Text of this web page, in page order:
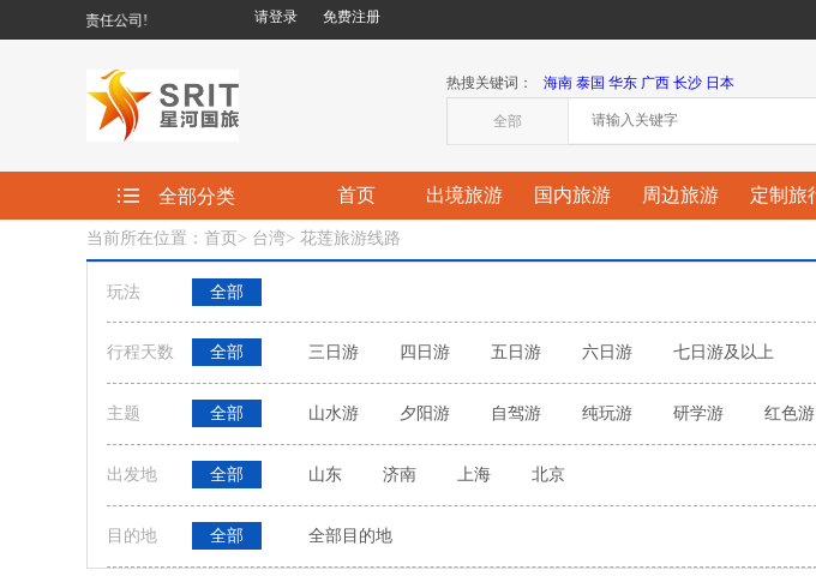
行社有限责任公司! 请登录 免费注册
热搜关键词： 海南 泰国 华东 广西 长沙 日本
全部
全部分类 首页 出境旅游 国内旅游 周边旅游 定制旅
当前所在位置：首页 > 台湾> 花莲旅游线路
玩法 全部
行程天数 全部 三日游 四日游 五日游 六日游 七日游及以上
主题 全部 山水游 夕阳游 自驾游 纯玩游 研学游 红色游
出发地 全部 山东 济南 上海 北京
目的地 全部 全部目的地